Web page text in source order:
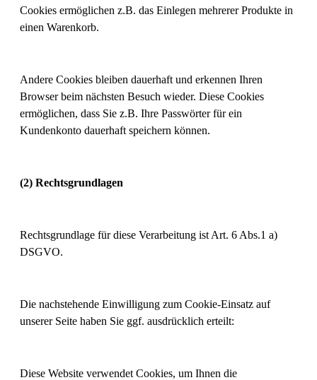
Cookies ermöglichen z.B. das Einlegen mehrerer Produkte in
einen Warenkorb.
Andere Cookies bleiben dauerhaft und erkennen Ihren
Browser beim nächsten Besuch wieder. Diese Cookies
ermöglichen, dass Sie z.B. Ihre Passwörter für ein
Kundenkonto dauerhaft speichern können.
(2) Rechtsgrundlagen
Rechtsgrundlage für diese Verarbeitung ist Art. 6 Abs.1 a)
DSGVO.
Die nachstehende Einwilligung zum Cookie-Einsatz auf
unserer Seite haben Sie ggf. ausdrücklich erteilt:
Diese Website verwendet Cookies, um Ihnen die